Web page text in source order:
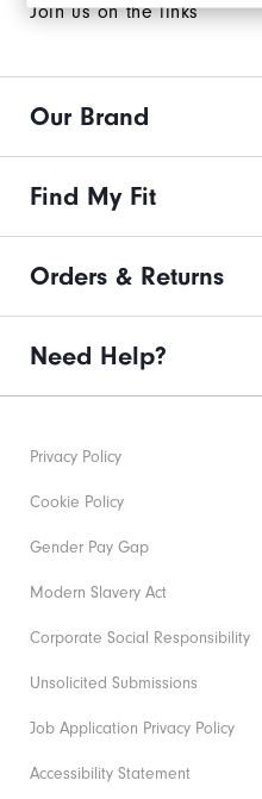
Join us on the links
Our Brand
Find My Fit
Orders & Returns
Need Help?
Privacy Policy
Cookie Policy
Gender Pay Gap
Modern Slavery Act
Corporate Social Responsibility
Unsolicited Submissions
Job Application Privacy Policy
Accessibility Statement